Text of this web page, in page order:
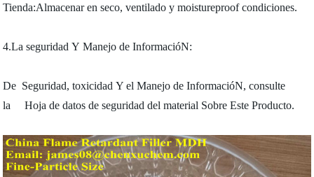
Tienda:Almacenar en seco, ventilado y moistureproof condiciones.
4.La seguridad Y Manejo de InformacióN:
De Seguridad, toxicidad Y el Manejo de InformacióN, consulte
la Hoja de datos de seguridad del material Sobre Este Producto.